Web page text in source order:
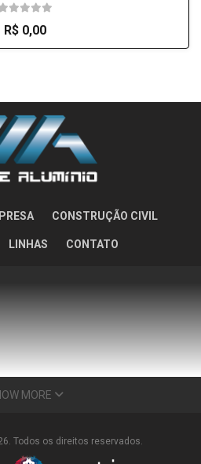
R$ 0,00
CONSTRUÇÃO CIVIL
LINHAS CONTATO
MORE
Todos os direitos reservados.